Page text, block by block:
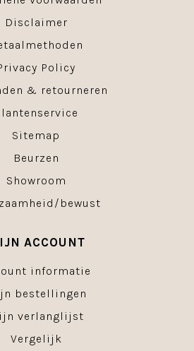
Disclaimer
Policy
& retourneren
Sitemap
Beurzen
Showroom
bewust
ACCOUNT
informatie
bestellingen
verlanglijst
Vergelijk